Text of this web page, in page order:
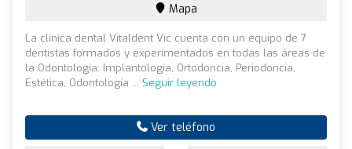
Mapa
La clínica dental Vitaldent Vic cuenta con un equipo de 7
dentistas formados y experimentados en todas las áreas de
la Odontología: Implantología, Ortodoncia, Periodoncia,
Estética, Odontología ... Seguir leyendo
Ver teléfono